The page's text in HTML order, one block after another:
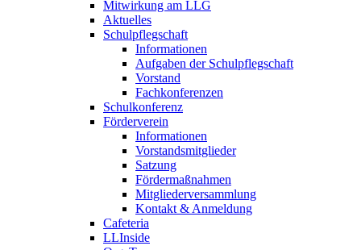
Mitwirkung am LLG
Aktuelles
Schulpflegschaft
Informationen
Aufgaben der Schulpflegschaft
Vorstand
Fachkonferenzen
Schulkonferenz
Förderverein
Informationen
Vorstandsmitglieder
Satzung
Fördermaßnahmen
Mitgliederversammlung
Kontakt & Anmeldung
Cafeteria
LLInside